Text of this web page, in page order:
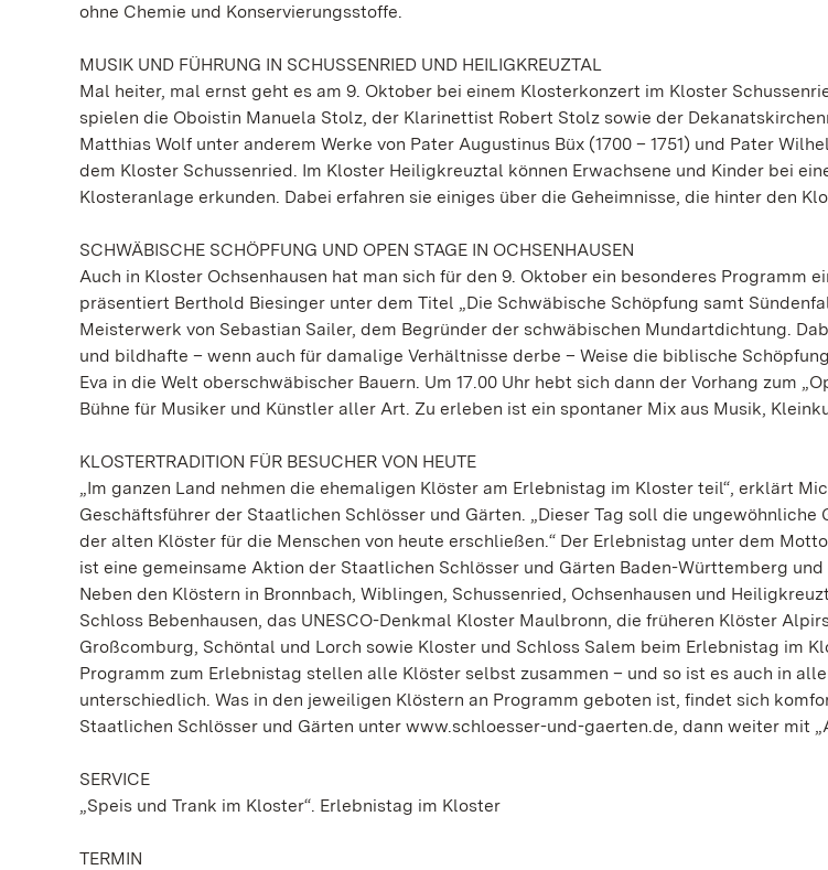
ohne Chemie und Konservierungsstoffe.
MUSIK UND FÜHRUNG IN SCHUSSENRIED UND HEILIGKREUZTAL
Mal heiter, mal ernst geht es am 9. Oktober bei einem Klosterkonzert im Kloster
spielen die Oboistin Manuela Stolz, der Klarinettist Robert Stolz sowie der
Matthias Wolf unter anderem Werke von Pater Augustinus Büx (1700 – 1751) und Pater
dem Kloster Schussenried. Im Kloster Heiligkreuztal können Erwachsene und Kinder bei
Klosteranlage erkunden. Dabei erfahren sie einiges über die Geheimnisse, die hinter den
SCHWÄBISCHE SCHÖPFUNG UND OPEN STAGE IN OCHSENHAUSEN
Auch in Kloster Ochsenhausen hat man sich für den 9. Oktober ein besonderes Programm
präsentiert Berthold Biesinger unter dem Titel „Die Schwäbische Schöpfung samt
Meisterwerk von Sebastian Sailer, dem Begründer der schwäbischen Mundartdichtung.
und bildhafte – wenn auch für damalige Verhältnisse derbe – Weise die biblische
Eva in die Welt oberschwäbischer Bauern. Um 17.00 Uhr hebt sich dann der Vorhang zum
Bühne für Musiker und Künstler aller Art. Zu erleben ist ein spontaner Mix aus Musik,
KLOSTERTRADITION FÜR BESUCHER VON HEUTE
„Im ganzen Land nehmen die ehemaligen Klöster am Erlebnistag im Kloster teil“, erklärt
Geschäftsführer der Staatlichen Schlösser und Gärten. „Dieser Tag soll die ungewöhnliche
der alten Klöster für die Menschen von heute erschließen.“ Der Erlebnistag unter dem
ist eine gemeinsame Aktion der Staatlichen Schlösser und Gärten Baden-Württemberg
Neben den Klöstern in Bronnbach, Wiblingen, Schussenried, Ochsenhausen und
Schloss Bebenhausen, das UNESCO-Denkmal Kloster Maulbronn, die früheren Klöster
Großcomburg, Schöntal und Lorch sowie Kloster und Schloss Salem beim Erlebnistag im
Programm zum Erlebnistag stellen alle Klöster selbst zusammen – und so ist es auch in
unterschiedlich. Was in den jeweiligen Klöstern an Programm geboten ist, findet sich
Staatlichen Schlösser und Gärten unter www.schloesser-und-gaerten.de, dann weiter mit
SERVICE
„Speis und Trank im Kloster“. Erlebnistag im Kloster
TERMIN